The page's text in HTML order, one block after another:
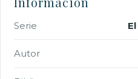
Serie
Autor